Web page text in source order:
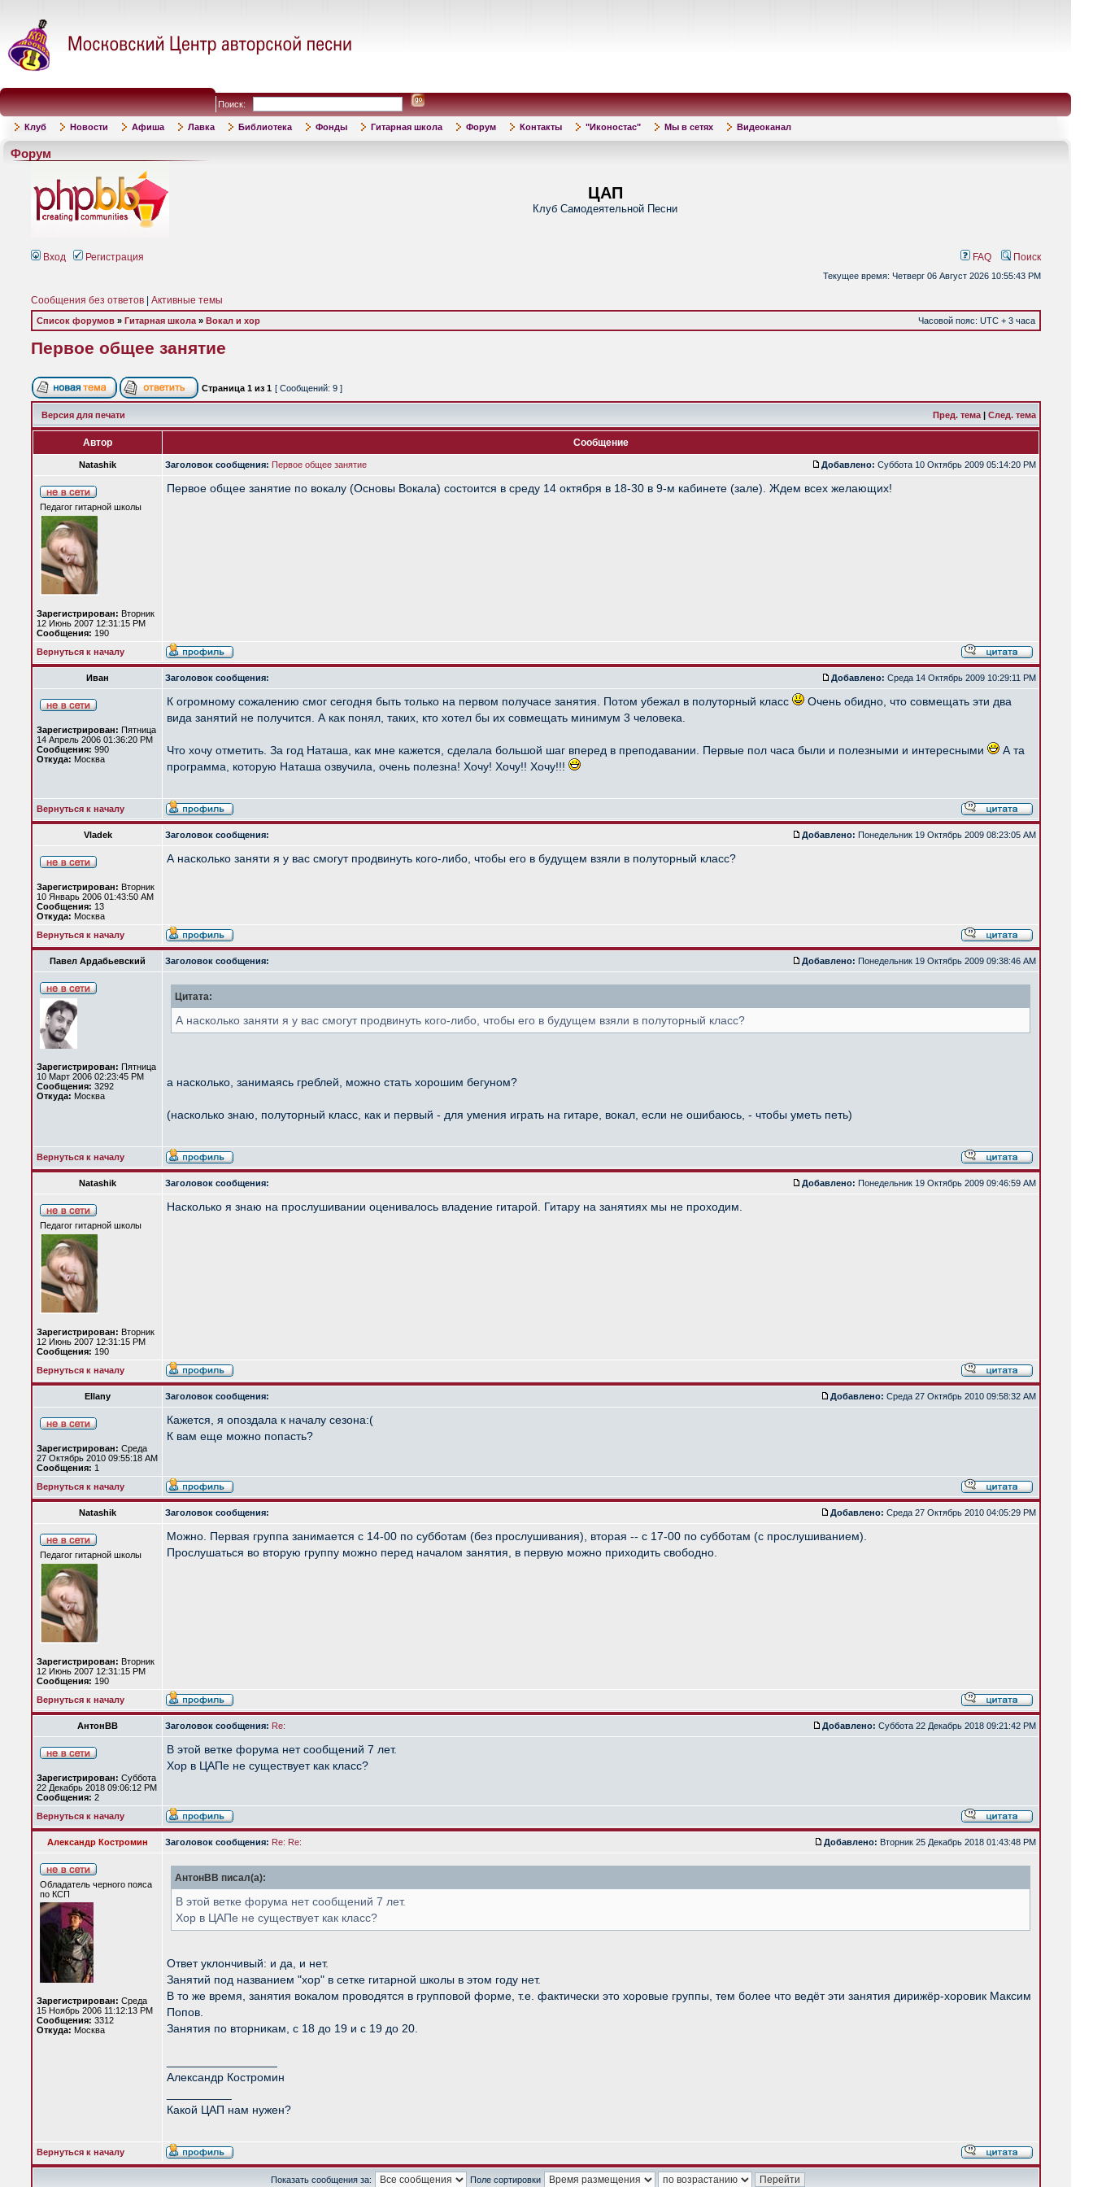
Поиск:
Клуб Новости Афиша Лавка Библиотека Фонды Гитарная школа Форум Контакты "Иконостас" Мы в сетях Видеоканал
Форум
ЦАП
Клуб Самодеятельной Песни
Вход Регистрация FAQ Поиск
Текущее время: Четверг 06 Август 2026 10:55:43 PM
Сообщения без ответов Активные темы
Список форумов » Гитарная школа » Вокал и хор Часовой пояс: UTC + 3 часа
Первое общее занятие
Страница 1 из 1 [ Сообщений: 9 ]
Версия для печати Пред. тема | След. тема
Автор Сообщение
Natashik Заголовок сообщения: Первое общее занятие Добавлено: Суббота 10 Октябрь 2009 05:14:20 PM
Педагог гитарной школы
Зарегистрирован: Вторник
12 Июнь 2007 12:31:15 PM
Сообщения: 190
Первое общее занятие по вокалу (Основы Вокала) состоится в среду 14 октября в 18-30 в 9-м кабинете (зале). Ждем всех желающих!
Вернуться к началу
Иван Заголовок сообщения: Добавлено: Среда 14 Октябрь 2009 10:29:11 PM
Зарегистрирован: Пятница
14 Апрель 2006 01:36:20 PM
Сообщения: 990
Откуда: Москва
К огромному сожалению смог сегодня быть только на первом получасе занятия. Потом убежал в полуторный класс
Очень обидно, что совмещать эти два
вида занятий не получится. А как понял, таких, кто хотел бы их совмещать минимум 3 человека.
Что хочу отметить. За год Наташа, как мне кажется, сделала большой шаг вперед в преподавании. Первые пол часа были и полезными и интересными
А та
программа, которую Наташа озвучила, очень полезна! Хочу! Хочу!! Хочу!!!
Вернуться к началу
Vladek Заголовок сообщения: Добавлено: Понедельник 19 Октябрь 2009 08:23:05 AM
Зарегистрирован: Вторник
10 Январь 2006 01:43:50 AM
Сообщения: 13
Откуда: Москва
А насколько заняти я у вас смогут продвинуть кого-либо, чтобы его в будущем взяли в полуторный класс?
Вернуться к началу
Павел Ардабьевский Заголовок сообщения: Добавлено: Понедельник 19 Октябрь 2009 09:38:46 AM
Зарегистрирован: Пятница
10 Март 2006 02:23:45 PM
Сообщения: 3292
Откуда: Москва
Цитата:
А насколько заняти я у вас смогут продвинуть кого-либо, чтобы его в будущем взяли в полуторный класс?
а насколько, занимаясь греблей, можно стать хорошим бегуном?
(насколько знаю, полуторный класс, как и первый - для умения играть на гитаре, вокал, если не ошибаюсь, - чтобы уметь петь)
Вернуться к началу
Natashik Заголовок сообщения: Добавлено: Понедельник 19 Октябрь 2009 09:46:59 AM
Педагог гитарной школы
Зарегистрирован: Вторник
12 Июнь 2007 12:31:15 PM
Сообщения: 190
Насколько я знаю на прослушивании оценивалось владение гитарой. Гитару на занятиях мы не проходим.
Вернуться к началу
Ellany Заголовок сообщения: Добавлено: Среда 27 Октябрь 2010 09:58:32 AM
Зарегистрирован: Среда
27 Октябрь 2010 09:55:18 AM
Сообщения: 1
Кажется, я опоздала к началу сезона:(
К вам еще можно попасть?
Вернуться к началу
Natashik Заголовок сообщения: Добавлено: Среда 27 Октябрь 2010 04:05:29 PM
Педагог гитарной школы
Зарегистрирован: Вторник
12 Июнь 2007 12:31:15 PM
Сообщения: 190
Можно. Первая группа занимается с 14-00 по субботам (без прослушивания), вторая -- с 17-00 по субботам (с прослушиванием).
Прослушаться во вторую группу можно перед началом занятия, в первую можно приходить свободно.
Вернуться к началу
АнтонВВ Заголовок сообщения: Re: Добавлено: Суббота 22 Декабрь 2018 09:21:42 PM
Зарегистрирован: Суббота
22 Декабрь 2018 09:06:12 PM
Сообщения: 2
В этой ветке форума нет сообщений 7 лет.
Хор в ЦАПе не существует как класс?
Вернуться к началу
Александр Костромин Заголовок сообщения: Re: Re: Добавлено: Вторник 25 Декабрь 2018 01:43:48 PM
Обладатель черного пояса
по КСП
Зарегистрирован: Среда
15 Ноябрь 2006 11:12:13 PM
Сообщения: 3312
Откуда: Москва
АнтонВВ писал(а):
В этой ветке форума нет сообщений 7 лет.
Хор в ЦАПе не существует как класс?
Ответ уклончивый: и да, и нет.
Занятий под названием "хор" в сетке гитарной школы в этом году нет.
В то же время, занятия вокалом проводятся в групповой форме, т.е. фактически это хоровые группы, тем более что ведёт эти занятия дирижёр-хоровик Максим
Попов.
Занятия по вторникам, с 18 до 19 и с 19 до 20.
Александр Костромин
Какой ЦАП нам нужен?
Вернуться к началу
Показать сообщения за: Поле сортировки